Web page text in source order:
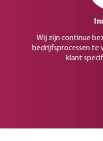
Wij zijn continue
bedrijfsprocessen te
klant